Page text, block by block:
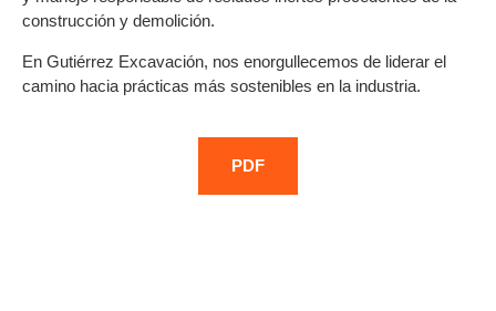
construcción y demolición.
En Gutiérrez Excavación, nos enorgullecemos de liderar el
camino hacia prácticas más sostenibles en la industria.
PDF